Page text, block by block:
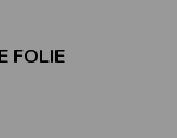
FOLIE